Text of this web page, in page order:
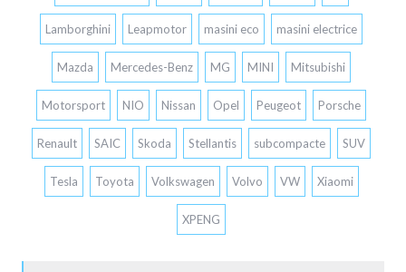
Lamborghini Leapmotor masini eco masini electrice
Mazda Mercedes-Benz MG MINI Mitsubishi
Motorsport NIO Nissan Opel Peugeot Porsche
Renault SAIC Skoda Stellantis subcompacte SUV
Tesla Toyota Volkswagen Volvo VW Xiaomi
XPENG